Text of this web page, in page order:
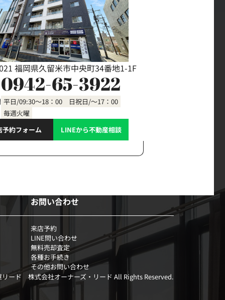
福岡県久留米市中央町34番地1-1F
0942-65-3922
平日/09:30～18：00 日祝日/～17：00
毎週火曜
予約フォーム
LINEから不動産相談
お問い合わせ
来店予約
LINE問い合わせ
無料売却査定
各種お手続き
その他お問い合わせ
ード 株式会社オーナーズ・リード All Rights Reserved.